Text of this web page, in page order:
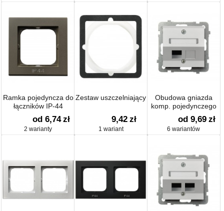
Ramka pojedyncza do
łączników IP-44
od 6,74 zł
2 warianty
Zestaw uszczelniający
9,42 zł
1 wariant
Obudowa gniazda
komp. pojedynczego
od 9,69 zł
6 wariantów